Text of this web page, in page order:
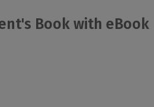
Book with eBook